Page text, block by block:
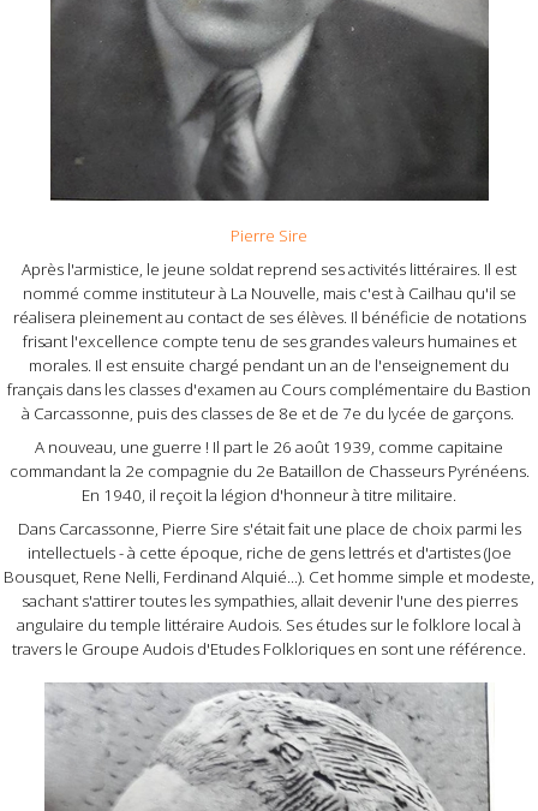
Pierre Sire
Après l'armistice, le jeune soldat reprend ses activités littéraires. Il est
nommé comme instituteur à La Nouvelle, mais c'est à Cailhau qu'il se
réalisera pleinement au contact de ses élèves. Il bénéficie de notations
frisant l'excellence compte tenu de ses grandes valeurs humaines et
morales. Il est ensuite chargé pendant un an de l'enseignement du
français dans les classes d'examen au Cours complémentaire du Bastion
à Carcassonne, puis des classes de 8e et de 7e du lycée de garçons.
A nouveau, une guerre ! Il part le 26 août 1939, comme capitaine
commandant la 2e compagnie du 2e Bataillon de Chasseurs Pyrénéens.
En 1940, il reçoit la légion d'honneur à titre militaire.
Dans Carcassonne, Pierre Sire s'était fait une place de choix parmi les
intellectuels - à cette époque, riche de gens lettrés et d'artistes (Joe
Bousquet, Rene Nelli, Ferdinand Alquié...). Cet homme simple et modeste,
sachant s'attirer toutes les sympathies, allait devenir l'une des pierres
angulaire du temple littéraire Audois. Ses études sur le folklore local à
travers le Groupe Audois d'Etudes Folkloriques en sont une référence.